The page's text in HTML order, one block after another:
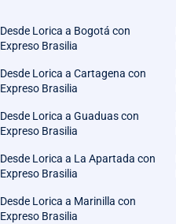
Desde Lorica a Bogotá con
Expreso Brasilia
Desde Lorica a Cartagena con
Expreso Brasilia
Desde Lorica a Guaduas con
Expreso Brasilia
Desde Lorica a La Apartada con
Expreso Brasilia
Desde Lorica a Marinilla con
Expreso Brasilia